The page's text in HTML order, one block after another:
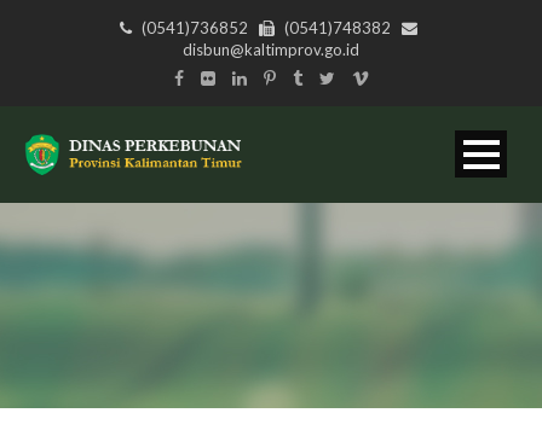
(0541)736852
(0541)748382
disbun@kaltimprov.go.id